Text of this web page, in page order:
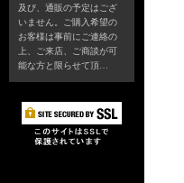
及び、通販の予定はござ
いません。ご購入希望の
お客様は事前にご連絡の
上、ご来店、ご商談が可
能な方と限らせて頂…